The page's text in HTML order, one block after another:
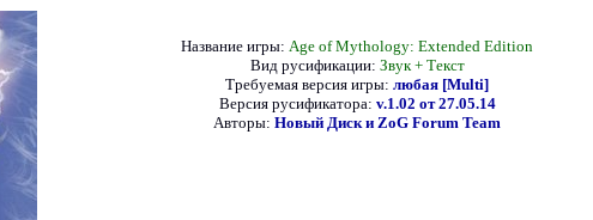
Название игры: Age of Mythology: Extended Edition
Вид русификации: Звук + Текст
Требуемая версия игры: любая [Multi]
Версия русификатора: v.1.02 от 27.05.14
Авторы: Новый Диск и ZoG Forum Team